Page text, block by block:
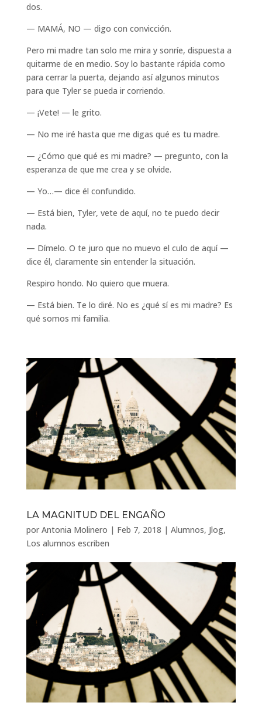
dos.
— MAMÁ, NO — digo con convicción.
Pero mi madre tan solo me mira y sonríe, dispuesta a
quitarme de en medio. Soy lo bastante rápida como
para cerrar la puerta, dejando así algunos minutos
para que Tyler se pueda ir corriendo.
— ¡Vete! — le grito.
— No me iré hasta que me digas qué es tu madre.
— ¿Cómo que qué es mi madre? — pregunto, con la
esperanza de que me crea y se olvide.
— Yo…— dice él confundido.
— Está bien, Tyler, vete de aquí, no te puedo decir
nada.
— Dímelo. O te juro que no muevo el culo de aquí —
dice él, claramente sin entender la situación.
Respiro hondo. No quiero que muera.
— Está bien. Te lo diré. No es ¿qué sí es mi madre? Es
qué somos mi familia.
LA MAGNITUD DEL ENGAÑO
por Antonia Molinero | Feb 7, 2018 | Alumnos, Jlog,
Los alumnos escriben